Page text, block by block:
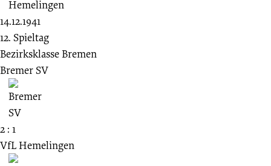
14.12.1941
12. Spieltag
Bezirksklasse Bremen
Bremer SV
2 : 1
VfL Hemelingen